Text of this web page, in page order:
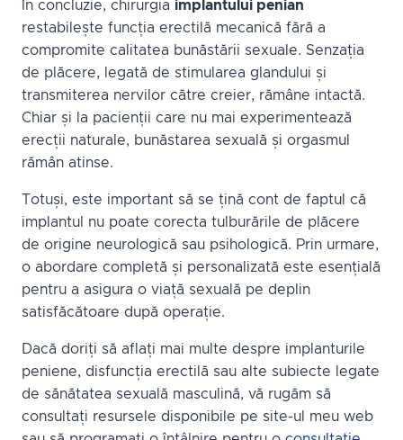
În concluzie, chirurgia implantului penian
restabilește funcția erectilă mecanică fără a
compromite calitatea bunăstării sexuale. Senzația
de plăcere, legată de stimularea glandului și
transmiterea nervilor către creier, rămâne intactă.
Chiar și la pacienții care nu mai experimentează
erecții naturale, bunăstarea sexuală și orgasmul
rămân atinse.
Totuși, este important să se țină cont de faptul că
implantul nu poate corecta tulburările de plăcere
de origine neurologică sau psihologică. Prin urmare,
o abordare completă și personalizată este esențială
pentru a asigura o viață sexuală pe deplin
satisfăcătoare după operație.
Dacă doriți să aflați mai multe despre implanturile
peniene, disfuncția erectilă sau alte subiecte legate
de sănătatea sexuală masculină, vă rugăm să
consultați resursele disponibile pe site-ul meu web